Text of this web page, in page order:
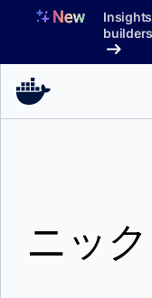
へ
料金プラン
ニッ